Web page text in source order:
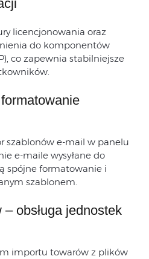
licencjonowania oraz
do komponentów
co zapewnia stabilniejsze
szablonów e-mail w panelu
e-maile wysyłane do
spójne formatowanie i
szablonem.
obsługa jednostek
importu towarów z plików